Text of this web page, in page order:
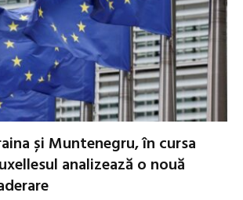
și Muntenegru, în cursa
analizează o nouă